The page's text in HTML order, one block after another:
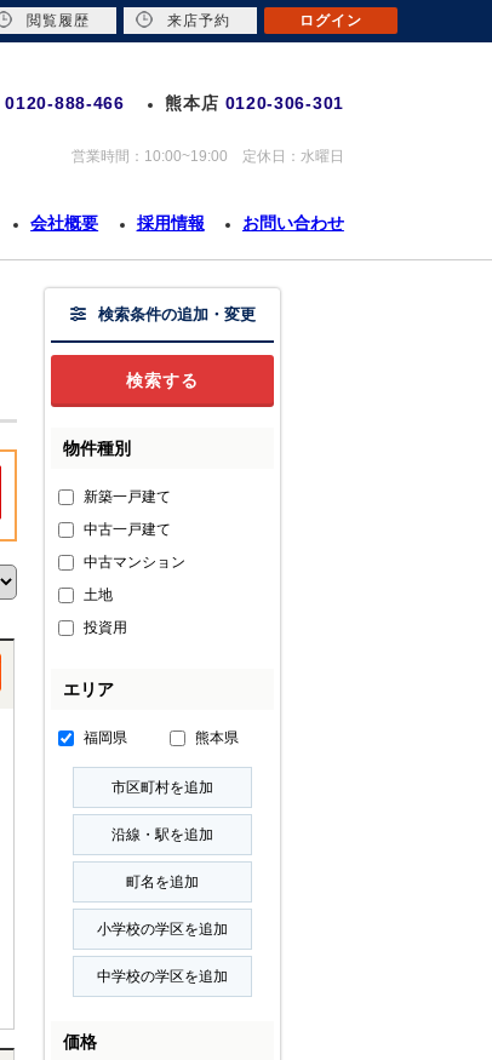
0120-888-466 熊本店 0120-306-301
営業時間：10:00~19:00 定休日：水曜日
会社概要 採用情報 お問い合わせ
検索条件の追加・変更
物件種別
新築一戸建て
中古一戸建て
中古マンション
土地
投資用
エリア
福岡県 熊本県
価格
閲覧履歴 来店予約 ログイン